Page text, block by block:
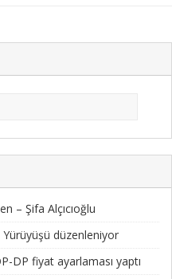
– Şifa Alçıcıoğlu
Yürüyüşü düzenleniyor
DP fiyat ayarlaması yaptı